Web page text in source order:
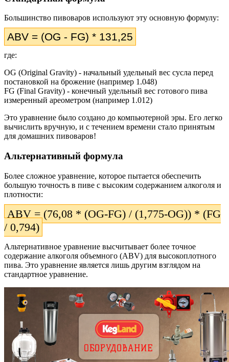
Большинство пивоваров используют эту основную формулу:
АBV = (OG - FG) * 131,25
где:
OG (Original Gravity) - начальный удельный вес сусла перед
постановкой на брожение (например 1.048)
FG (Final Gravity) - конечный удельный вес готового пива
измеренный ареометром (например 1.012)
Это уравнение было создано до компьютерной эры. Его легко
вычислить вручную, и с течением времени стало принятым
для домашних пивоваров!
Альтернативный формула
Более сложное уравнение, которое пытается обеспечить
большую точность в пиве с высоким содержанием алкоголя и
плотности:
АBV = (76,08 * (OG-FG) / (1,775-OG)) * (FG
/ 0,794)
Альтернативное уравнение высчитывает более точное
содержание алкоголя объемного (ABV) для высокоплотного
пива. Это уравнение является лишь другим взглядом на
стандартное уравнение.